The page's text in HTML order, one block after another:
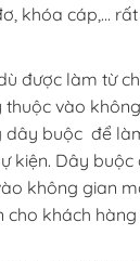
khóa cáp,…
được làm từ
thuộc vào
dây buộc để
kiện. Dây
không gian
khách hàng